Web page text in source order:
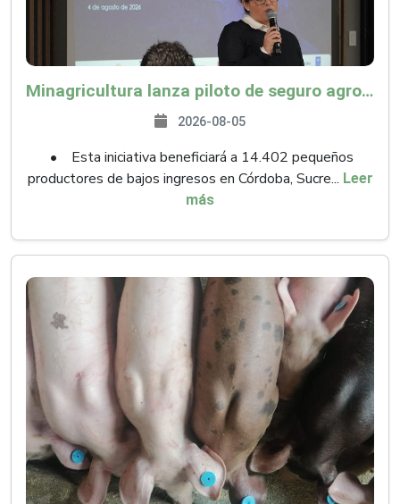
Minagricultura lanza piloto de seguro agropecuario por $9.625 millones para proteger a más de 14.000 pequeños productores contra riesgos del Fenómeno de El Niño
2026-08-05
• Esta iniciativa beneficiará a 14.402 pequeños
productores de bajos ingresos en Córdoba, Sucre... Leer
más